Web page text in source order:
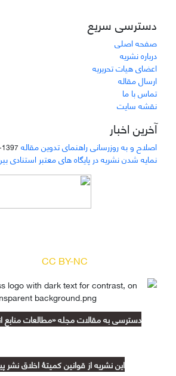
دسترسی سریع
صفحه اصلی
درباره نشریه
اعضای هیات تحریریه
ارسال مقاله
تماس با ما
نقشه سایت
آخرین اخبار
اصلاح و به روزرسانی راهنمای تدوین مقاله 1397-02-24
نمایه شدن نشریه در پایگاه های معتبر استنادی
CC BY-NC
دسترسی به مقالات مجله «مطالعات منابع
این نشریه از قوانین کمیتۀ اخلاق نشر